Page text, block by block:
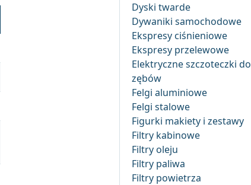
Dyski twarde
Dywaniki samochodowe
Ekspresy ciśnieniowe
Ekspresy przelewowe
Elektryczne szczoteczki do
zębów
Felgi aluminiowe
Felgi stalowe
Figurki makiety i zestawy
Filtry kabinowe
Filtry oleju
Filtry paliwa
Filtry powietrza